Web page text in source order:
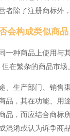
者除了注册商标外
会构成类似商品
一种商品上使用与
在繁杂的商品市
、生产部门、销售
品，其在功能、
品，而应结合商标
混淆或认为诉争商